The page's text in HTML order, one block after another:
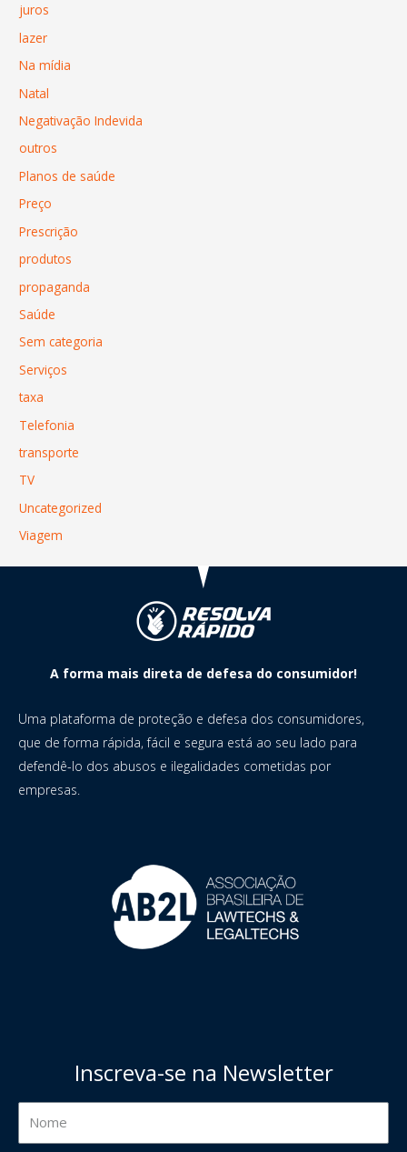
juros
lazer
Na mídia
Natal
Negativação Indevida
outros
Planos de saúde
Preço
Prescrição
produtos
propaganda
Saúde
Sem categoria
Serviços
taxa
Telefonia
transporte
TV
Uncategorized
Viagem
A forma mais direta de defesa do consumidor!
Uma plataforma de proteção e defesa dos consumidores,
que de forma rápida, fácil e segura está ao seu lado para
defendê-lo dos abusos e ilegalidades cometidas por
empresas.
Inscreva-se na Newsletter